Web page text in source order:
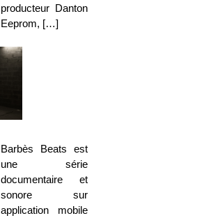
producteur Danton
Eeprom, […]
Barbès Beats est
une série
documentaire et
sonore sur
application mobile